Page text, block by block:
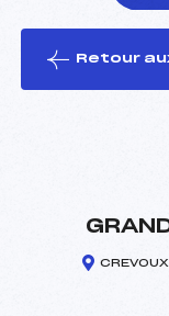
le ski
Retour
CREVOUX